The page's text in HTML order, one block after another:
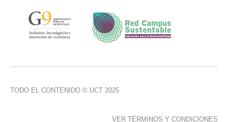
TODO EL CONTENIDO © UCT 2025
VER TÉRMINOS Y CONDICIONES